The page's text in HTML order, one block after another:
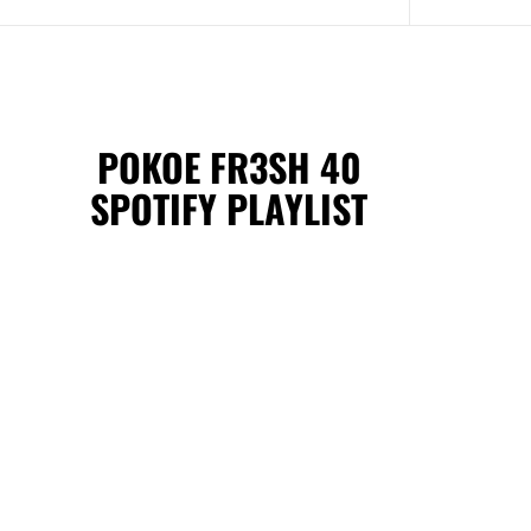
POKOE FR3SH 40
SPOTIFY PLAYLIST